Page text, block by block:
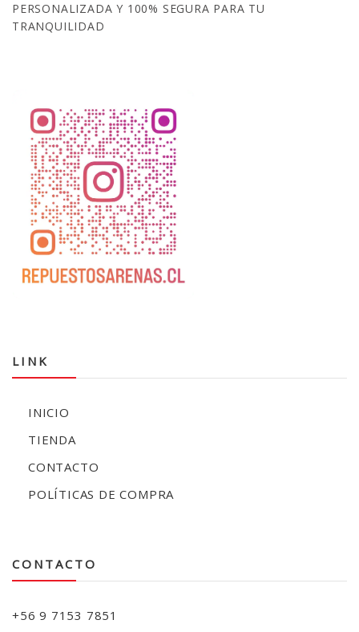
PERSONALIZADA Y 100% SEGURA PARA TU
TRANQUILIDAD
LINK
INICIO
TIENDA
CONTACTO
POLÍTICAS DE COMPRA
CONTACTO
+56 9 7153 7851